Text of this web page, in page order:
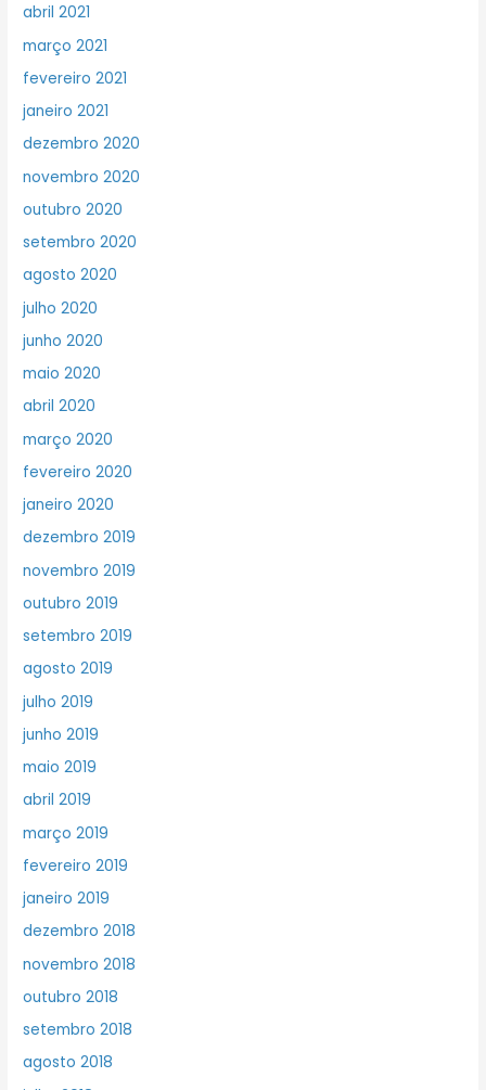
abril 2021
março 2021
fevereiro 2021
janeiro 2021
dezembro 2020
novembro 2020
outubro 2020
setembro 2020
agosto 2020
julho 2020
junho 2020
maio 2020
abril 2020
março 2020
fevereiro 2020
janeiro 2020
dezembro 2019
novembro 2019
outubro 2019
setembro 2019
agosto 2019
julho 2019
junho 2019
maio 2019
abril 2019
março 2019
fevereiro 2019
janeiro 2019
dezembro 2018
novembro 2018
outubro 2018
setembro 2018
agosto 2018